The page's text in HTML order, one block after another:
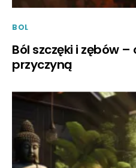
BOL
Ból szczęki i zębów
przyczyną